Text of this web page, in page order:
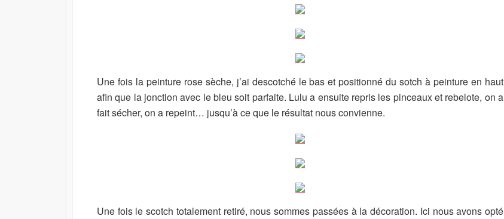
Une fois la peinture rose sèche, j’ai descotché le bas et positionné du sotch à peinture en haut
afin que la jonction avec le bleu soit parfaite. Lulu a ensuite repris les pinceaux et rebelote, on a
fait sécher, on a repeint… jusqu’à ce que le résultat nous convienne.
Une fois le scotch totalement retiré, nous sommes passées à la décoration. Ici nous avons opté